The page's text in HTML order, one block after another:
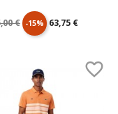
€ -15% Prix
63,75 €
